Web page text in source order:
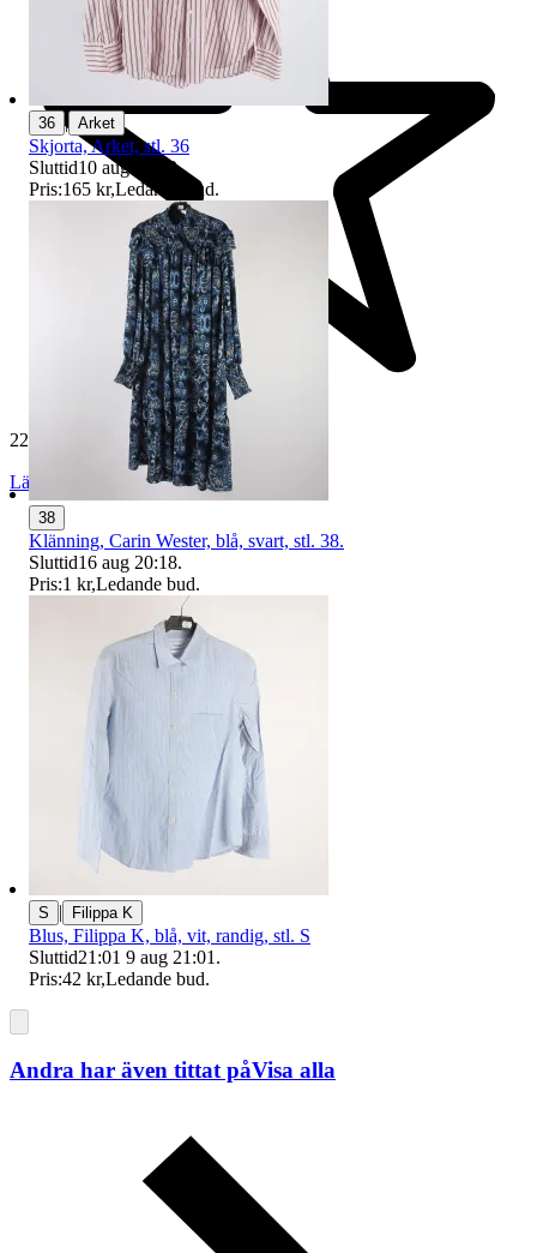
229 648 omdömen
Läs omdömen Följ
36 | Arket
Skjorta, Arket, stl. 36
Sluttid10 aug 20:12.
Pris:165 kr,Ledande bud.
38
Klänning, Carin Wester, blå, svart, stl. 38.
Sluttid16 aug 20:18.
Pris:1 kr,Ledande bud.
S | Filippa K
Blus, Filippa K, blå, vit, randig, stl. S
Sluttid21:01 9 aug 21:01 .
Pris:42 kr,Ledande bud.
Andra har även tittat påVisa alla